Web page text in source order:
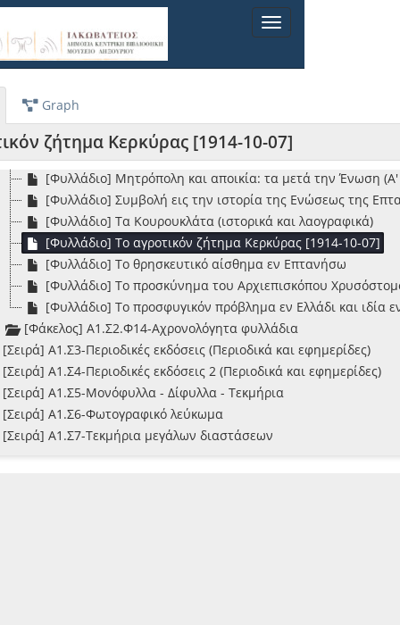
Toggle
navigation
Graph
ζήτημα Κερκύρας [1914-10-07]
[Φυλλάδιο] Η τυπογραφία εν Επτανήσω
[Φυλλάδιο] Ιστορικαί εικόνες εν Κεφαλληνία: παριστώσαι
[Φυλλάδιο] Καταστατικόν
[Φυλλάδιο] Κερκυραϊκή βιβλιογραφία 1900-1930
[Βιβλίο] Λαογραφική ύλη εκ Κερκύρας - Αθήνα: Ο εκδότης
[Φυλλάδιο] Λόγος πανηγυρικός εκφωνηθείς εν τη
[Φυλλάδιο] Λόγος πανηγυρικός εκφωνηθείς κατά την
[Φυλλάδιο] Μητρόπολη και αποικία: τα μετά την Ένωση
[Φυλλάδιο] Συμβολή εις την ιστορία της Ενώσεως της
[Φυλλάδιο] Τα Κουρουκλάτα (ιστορικά και λαογραφικά)
[Φυλλάδιο] Το αγροτικόν ζήτημα Κερκύρας [1914-10-07]
[Φυλλάδιο] Το θρησκευτικό αίσθημα εν Επτανήσω
[Φυλλάδιο] Το προσκύνημα του Αρχιεπισκόπου
[Φυλλάδιο] Το προσφυγικόν πρόβλημα εν Ελλάδι και ιδία
[Φάκελος] Α1.Σ2.Φ14-Αχρονολόγητα φυλλάδια
[Σειρά] Α1.Σ3-Περιοδικές εκδόσεις (Περιοδικά και εφημερίδες)
[Σειρά] Α1.Σ4-Περιοδικές εκδόσεις 2 (Περιοδικά και εφημερίδες)
[Σειρά] Α1.Σ5-Μονόφυλλα - Δίφυλλα - Τεκμήρια
[Σειρά] Α1.Σ6-Φωτογραφικό λεύκωμα
[Σειρά] Α1.Σ7-Τεκμήρια μεγάλων διαστάσεων